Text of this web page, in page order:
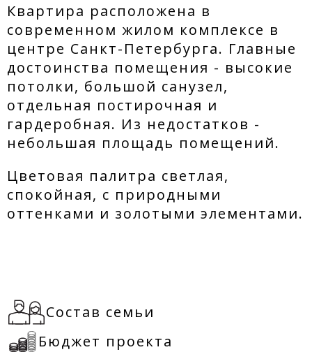
Квартира расположена в
современном жилом комплексе в
центре Санкт-Петербурга. Главные
достоинства помещения - высокие
потолки, большой санузел,
отдельная постирочная и
гардеробная. Из недостатков -
небольшая площадь помещений.
Цветовая палитра светлая,
спокойная, с природными
оттенками и золотыми элементами.
Состав семьи
Бюджет проекта